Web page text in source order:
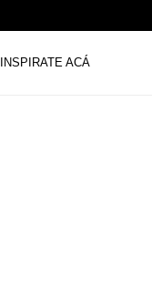
INSPIRATE ACÁ